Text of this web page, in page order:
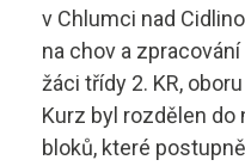
Řezník - uzenář
Kuchař - číšník
Cukrář
Školící středisko
Rady a informace
vyhledávání
Bakaláři
v Chlumci nad
na chov a
žáci třídy 2. KR,
Kurz byl rozdělen
bloků, které